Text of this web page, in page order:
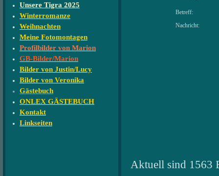
Unsere Tigra 2025
Winterromanze
Weihnachten
Meine Fotomontagen
Profilbilder von Marion
GB-Bilder/Marion
Bilder von Justin/Lucy
Bilder von Veronika
Gästebuch
ONLEX GÄSTEBUCH
Kontakt
Linkseiten
Betreff:
Nachricht:
Aktuell sind 1563